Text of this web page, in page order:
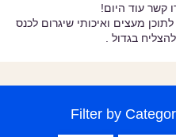
קשר עוד היום!
לתוכן מעצים ואיכותי שיגרום לכנס
בגדול .
Filter by